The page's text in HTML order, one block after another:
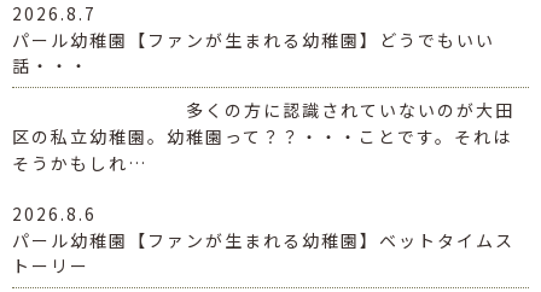
2026.8.7
パール幼稚園【ファンが生まれる幼稚園】どうでもいい
話・・・
多くの方に認識されていないのが大田
区の私立幼稚園。幼稚園って？？・・・ことです。それは
そうかもしれ…
2026.8.6
パール幼稚園【ファンが生まれる幼稚園】ベットタイムス
トーリー